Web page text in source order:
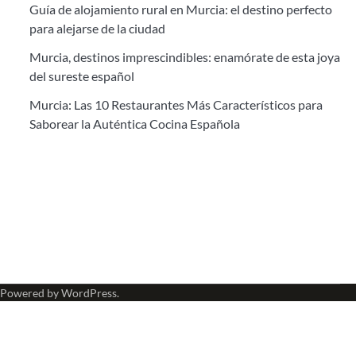
Guía de alojamiento rural en Murcia: el destino perfecto
para alejarse de la ciudad
Murcia, destinos imprescindibles: enamórate de esta joya
del sureste español
Murcia: Las 10 Restaurantes Más Característicos para
Saborear la Auténtica Cocina Española
byWordPress.